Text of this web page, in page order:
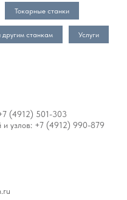
Токарные станки
другим станкам Услуги
(4912) 501-303
узлов: +7 (4912) 990-879